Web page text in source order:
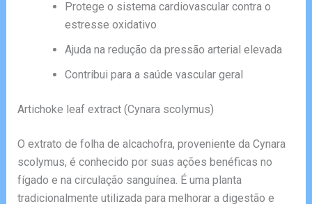
Protege o sistema cardiovascular contra o
estresse oxidativo
Ajuda na redução da pressão arterial elevada
Contribui para a saúde vascular geral
Artichoke leaf extract (Cynara scolymus)
O extrato de folha de alcachofra, proveniente da Cynara
scolymus, é conhecido por suas ações benéficas no
fígado e na circulação sanguínea. É uma planta
tradicionalmente utilizada para melhorar a digestão e